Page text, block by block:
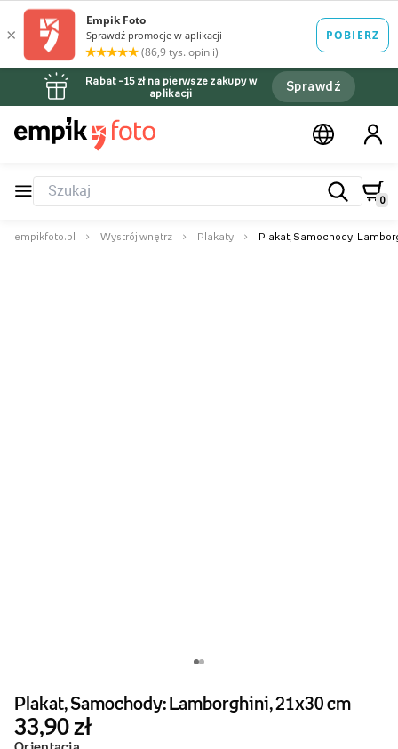
Rabat –15 zł na pierwsze zakupy w
aplikacji
Sprawdź
0
empikfoto.pl Wystrój wnętrz Plakaty Plakat, Samochody: